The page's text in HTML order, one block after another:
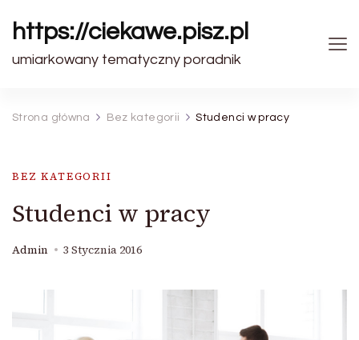
https://ciekawe.pisz.pl
umiarkowany tematyczny poradnik
Strona główna Bez kategorii Studenci w pracy
BEZ KATEGORII
Studenci w pracy
Admin 3 Stycznia 2016